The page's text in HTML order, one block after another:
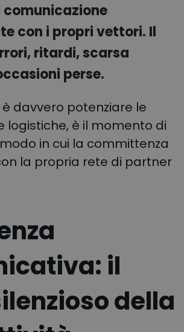
con i propri vettori. Il
ritardi, scarsa
perse.
è davvero potenziare le
logistiche, è il momento di
in cui la committenza
la propria rete di partner
il
della